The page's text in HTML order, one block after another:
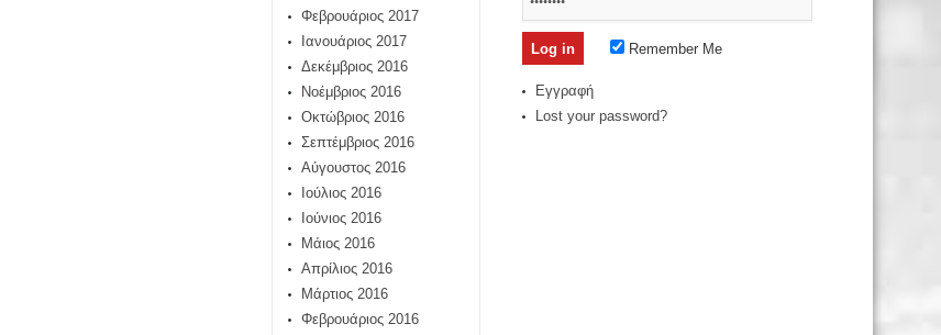
Φεβρουάριος 2017
Ιανουάριος 2017
Δεκέμβριος 2016
Νοέμβριος 2016
Οκτώβριος 2016
Σεπτέμβριος 2016
Αύγουστος 2016
Ιούλιος 2016
Ιούνιος 2016
Μάιος 2016
Απρίλιος 2016
Μάρτιος 2016
Φεβρουάριος 2016
Remember Me
Εγγραφή
Lost your password?